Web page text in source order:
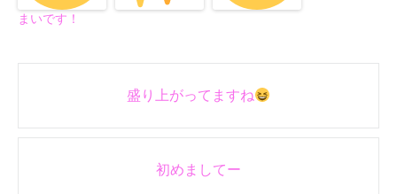
まいです！
navigation盛り上がってますね
初めましてー